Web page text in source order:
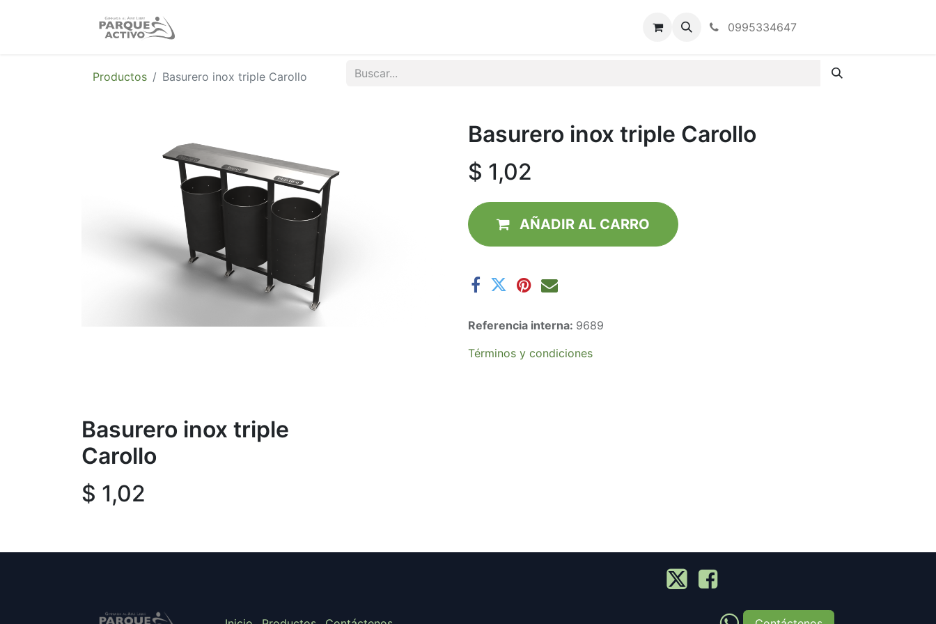
0995334647
Productos Basurero inox triple Carollo
Basurero inox triple Carollo
$ 1,02
AÑADIR AL CAR​RO
Referencia interna: 9689
Términos y condiciones
Basurero inox triple
Carollo
$ 1,02